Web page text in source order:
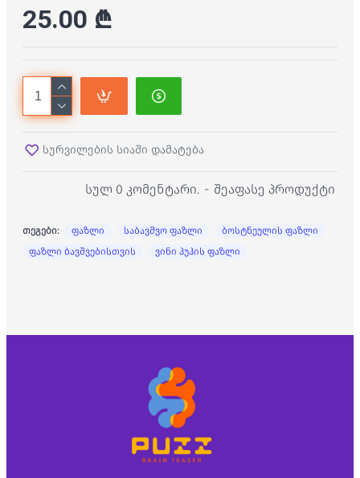
სულ 0 კომენტარი. - შეაფასე პროდუქტი
25.00 ₾
სურვილების სიაში დამატება
თეგები: ფაზლი საბავშვო ფაზლი
ბოსტნეულის ფაზლი
ფაზლი ბავშვებისთვის
ვინი პუჰის ფაზლი